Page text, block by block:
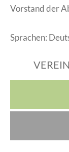
Vorstand der
Sprachen: